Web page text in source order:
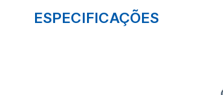
ESPECIFICAÇÕES